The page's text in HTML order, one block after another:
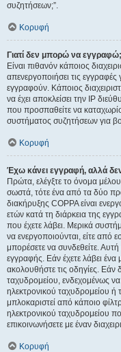
συζητήσεων;”.
Κορυφή
Γιατί δεν μπορώ να εγγραφώ;
Είναι πιθανόν κάποιος
απενεργοποιήσει τις
εγγραφούν. Κάποιος
να έχει αποκλείσει την IP
που προσπαθείτε να
συστήματος συζητήσεων για
Κορυφή
Έχω κάνει εγγραφή, αλλά
Πρώτα, ελέγξτε το όνομα
σωστά, τότε ένα από τα δύο
διακήρυξης COPPA είναι
ετών κατά τη διάρκεια της
που έχετε λάβει. Μερικά
να ενεργοποιούνται, είτε από
μπορέσετε να συνδεθείτε.
εγγραφής. Εάν έχετε λάβει
ακολουθήστε τις οδηγίες. Εάν
ταχυδρομείου, ενδεχομένως
ηλεκτρονικού ταχυδρομείου ή
μπλοκαριστεί από κάποιο
ηλεκτρονικού ταχυδρομείου
επικοινωνήσετε με έναν
Κορυφή